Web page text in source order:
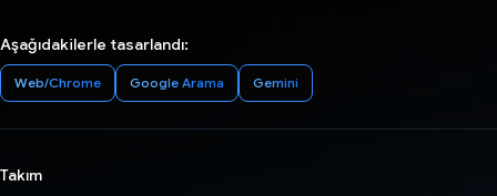
Aşağıdakilerle tasarlandı:
Web/Chrome Google Arama Gemini
Takım